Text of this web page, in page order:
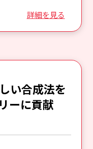
詳細を見る
い合成法を
ーに貢献